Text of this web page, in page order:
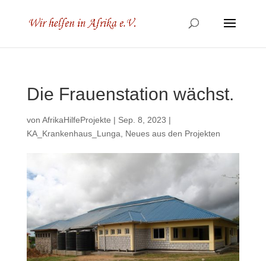
Die Frauenstation wächst.
von AfrikaHilfeProjekte | Sep. 8, 2023 |
KA_Krankenhaus_Lunga
Neues aus den Projekten